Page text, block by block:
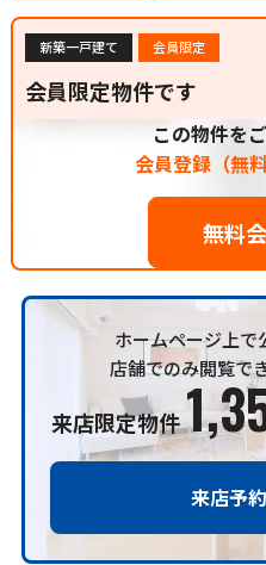
新築一戸建て 会員限定
会員限定物件です
この物件を
会員登録（無料
無料
ホームページ上で
店舗でのみ閲覧で
来店限定物件
来店予